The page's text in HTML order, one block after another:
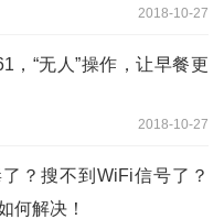
2018-10-27
，“无人”操作，让早餐更
2018-10-27
？搜不到WiFi信号了？
何解决！